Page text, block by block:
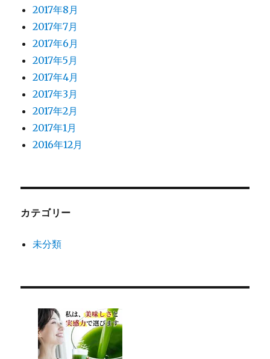
2017年8月
2017年7月
2017年6月
2017年5月
2017年4月
2017年3月
2017年2月
2017年1月
2016年12月
カテゴリー
未分類